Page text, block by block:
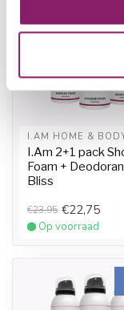
I.AM HOME &
I.Am 2+1 pack
Foam +
Bliss
€23,95 €22,75
Op voorraad